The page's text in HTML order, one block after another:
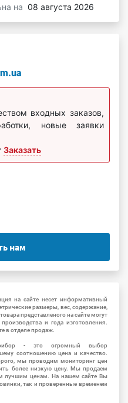
на 08 августа 2026
входных заказов,
новые заявки
Заказать
нам
на сайте несет информативный
размеры, вес, содержание,
представленого на сайте могут
и года изготовления.
в отделе продаж.
- это огромный выбор
соотношению цена и качество.
мы проводим мониторинг цен
более низкую цену. Мы продаем
лучшим ценам. На нашем сайте Вы
так и проверенные временем